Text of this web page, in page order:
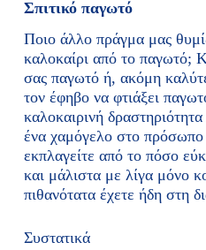
Σπιτικό παγωτό
Ποιο άλλο πράγμα μας
καλοκαίρι από το παγωτό;
σας παγωτό ή, ακόμη
τον έφηβο να φτιάξει
καλοκαιρινή
ένα χαμόγελο στο
εκπλαγείτε από το πόσο
και μάλιστα με λίγα μόνο
πιθανότατα έχετε ήδη στη
Συστατικά